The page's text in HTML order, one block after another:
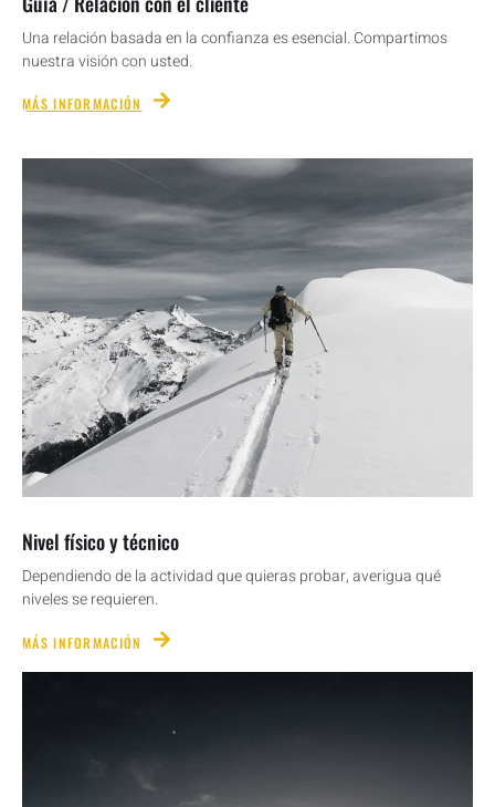
Una relación basada en la confianza es esencial. Compartimos
nuestra visión con usted.
MÁS INFORMACIÓN
Nivel físico y técnico
Dependiendo de la actividad que quieras probar, averigua qué
niveles se requieren.
MÁS INFORMACIÓN